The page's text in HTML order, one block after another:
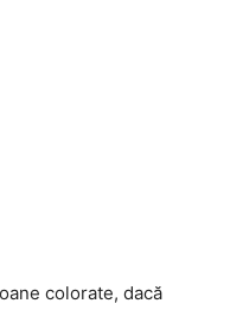
colorate, dacă